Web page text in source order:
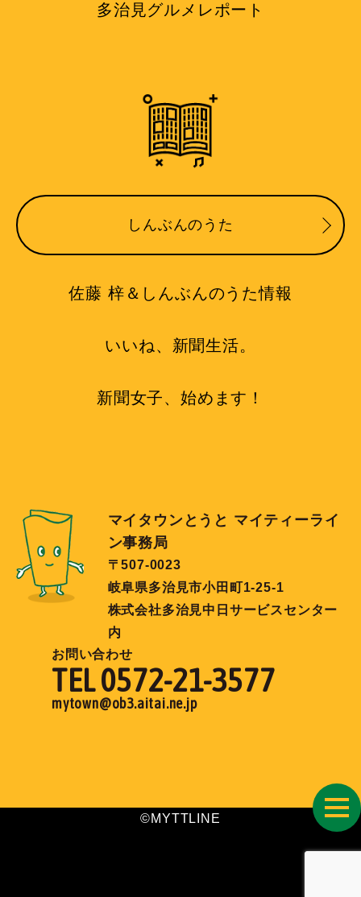
多治見グルメレポート
しんぶんのうた
佐藤 梓＆しんぶんのうた情報
いいね、新聞生活。
新聞女子、始めます！
マイタウンとうと マイティーライ
ン事務局
〒507-0023
岐阜県多治見市小田町1-25-1
株式会社多治見中日サービスセンター
内
お問い合わせ
TEL 0572-21-3577
mytown@ob3.aitai.ne.jp
©MYTTLINE